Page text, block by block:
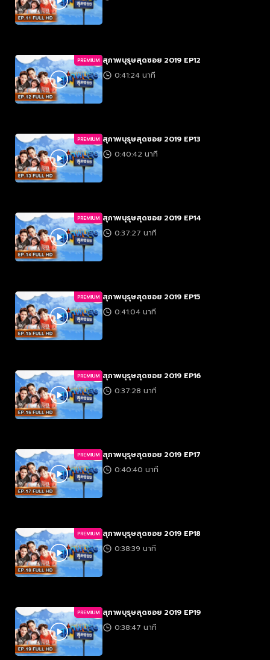
PREMIUM สุภาพบุรุษสุดซอย 2019 EP12
0:41:24 นาที
PREMIUM สุภาพบุรุษสุดซอย 2019 EP13
0:40:42 นาที
PREMIUM สุภาพบุรุษสุดซอย 2019 EP14
0:37:27 นาที
PREMIUM สุภาพบุรุษสุดซอย 2019 EP15
0:41:04 นาที
PREMIUM สุภาพบุรุษสุดซอย 2019 EP16
0:37:28 นาที
PREMIUM สุภาพบุรุษสุดซอย 2019 EP17
0:40:40 นาที
PREMIUM สุภาพบุรุษสุดซอย 2019 EP18
0:38:39 นาที
PREMIUM สุภาพบุรุษสุดซอย 2019 EP19
0:38:47 นาที